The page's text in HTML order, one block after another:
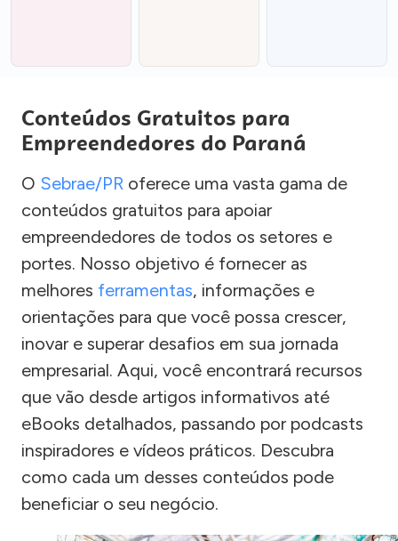
Conteúdos Gratuitos para
Empreendedores do Paraná
O Sebrae/PR oferece uma vasta gama de
conteúdos gratuitos para apoiar
empreendedores de todos os setores e
portes. Nosso objetivo é fornecer as
melhores ferramentas, informações e
orientações para que você possa crescer,
inovar e superar desafios em sua jornada
empresarial. Aqui, você encontrará recursos
que vão desde artigos informativos até
eBooks detalhados, passando por podcasts
inspiradores e vídeos práticos. Descubra
como cada um desses conteúdos pode
beneficiar o seu negócio.